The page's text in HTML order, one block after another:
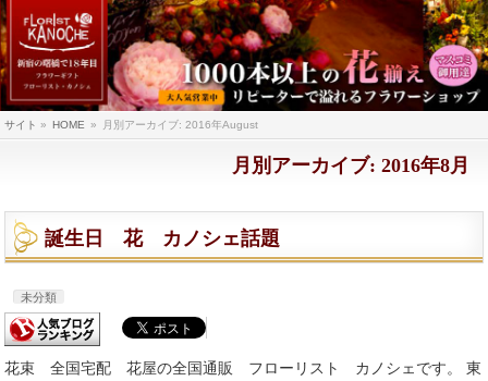
サイト » HOME » 月別アーカイブ: 2016年August
月別アーカイブ: 2016年8月
誕生日 花 カノシェ話題
未分類
花束 全国宅配 花屋の全国通販 フローリスト カノシェです。 東